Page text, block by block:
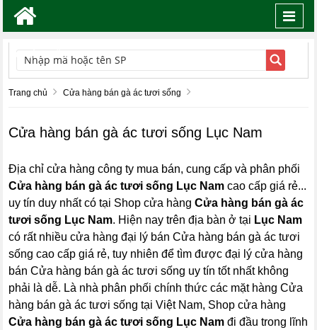
TÌM KIẾM
Trang chủ Cửa hàng bán gà ác tươi sống
Cửa hàng bán gà ác tươi sống Lục Nam
Địa chỉ cửa hàng công ty mua bán, cung cấp và phân phối
Cửa hàng bán gà ác tươi sống Lục Nam cao cấp giá rẻ...
uy tín duy nhất có tại Shop cửa hàngCửa hàng bán gà ác
tươi sống Lục Nam. Hiện nay trên địa bàn ở tại Lục Nam
có rất nhiều cửa hàng đại lý bán Cửa hàng bán gà ác tươi
sống cao cấp giá rẻ, tuy nhiên để tìm được đại lý cửa hàng
bán Cửa hàng bán gà ác tươi sống uy tín tốt nhất không
phải là dễ. Là nhà phân phối chính thức các mặt hàng Cửa
hàng bán gà ác tươi sống tại Việt Nam, Shop cửa hàng
Cửa hàng bán gà ác tươi sống Lục Nam đi đầu trong lĩnh